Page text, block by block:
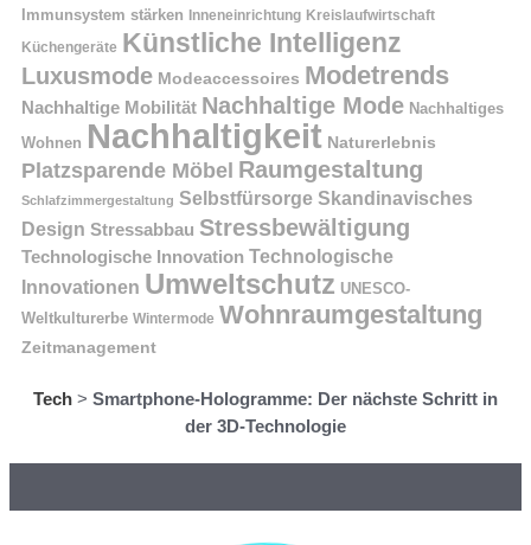
Immunsystem stärken Inneneinrichtung Kreislaufwirtschaft
Küchengeräte Künstliche Intelligenz
Luxusmode Modeaccessoires Modetrends
Nachhaltige Mobilität Nachhaltige Mode Nachhaltiges
Wohnen Nachhaltigkeit Naturerlebnis
Platzsparende Möbel Raumgestaltung
Schlafzimmergestaltung Selbstfürsorge Skandinavisches
Design Stressabbau Stressbewältigung
Technologische Innovation Technologische
Innovationen Umweltschutz UNESCO-
Weltkulturerbe Wintermode Wohnraumgestaltung
Zeitmanagement
Tech > Smartphone-Hologramme: Der nächste Schritt in
der 3D-Technologie